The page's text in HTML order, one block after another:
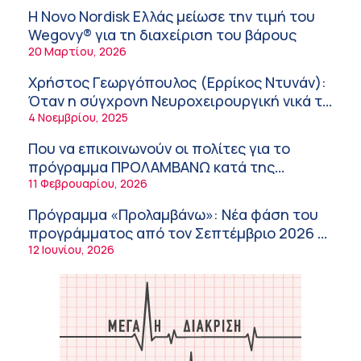
λειτουργία της εφοδιαστικής αλυσίδας των
φαρμάκων στη διάρκεια του καλοκαιριού
12:08 μμ
Μιχάλης Τάτσης, Insurance & Healthcare
Analyst, διευθυντής Επιχειρηματικής
Ανάπτυξης Ομίλου HHG
11:54 πμ
Kavita Patel: Ένα στα πέντε καινοτόμα
φάρμακα φτάνει τελικά στην Ελλάδα
9:21 πμ
Υπάρχει τελικά «δίαιτα θυρεοειδούς»; Τι
λέει η επιστήμη για τη διατροφή και τα
συμπληρώματα
7:38 πμ
Πυρκαγιά στη Δυτική Αττική: Οι κίνδυνοι για
τη δημόσια υγεία
7:16 πμ
Metropolitan Hospital: Στο επίκεντρο των
εξελίξεων για την Τεχνητή Νοημοσύνη και
Η Novo Nordisk Ελλάς μείωσε την τιμή του
Wegovy® για τη διαχείριση του βάρους
20 Μαρτίου, 2026
Χρήστος Γεωργόπουλος (Ερρίκος Ντυνάν):
Όταν η σύγχρονη Νευροχειρουργική νικά το
φόβο!
4 Νοεμβρίου, 2025
Που να επικοινωνούν οι πολίτες για το
πρόγραμμα ΠΡΟΛΑΜΒΑΝΩ κατά της
παχυσαρκίας
11 Φεβρουαρίου, 2026
Πρόγραμμα «Προλαμβάνω»: Νέα φάση του
προγράμματος από τον Σεπτέμβριο 2026 –
Δωρεάν προληπτικές εξετάσεις έως το
12 Ιουνίου, 2026